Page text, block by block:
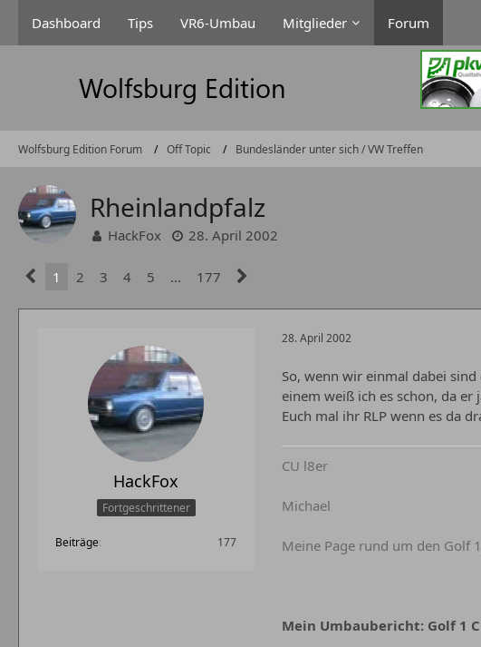
Dashboard Tips VR6-Umbau Mitglieder Forum
Wolfsburg Edition Forum Off Topic Bundesländer unter sich / VW Treffen
Rheinlandpfalz
HackFox 28. April 2002
1 2 3 4 5 … 177
HackFox
Fortgeschrittener
Beiträge 177
28. April 2002
So, wenn wir einmal dabei
einem weiß ich es schon, da
Euch mal ihr RLP wenn es da
CU l8er
Michael
Meine Page rund um den Golf
Mein Umbaubericht: Golf 1